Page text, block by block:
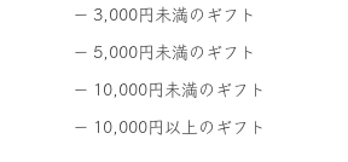
3,000円未満のギフト
5,000円未満のギフト
10,000円未満のギフト
10,000円以上のギフト